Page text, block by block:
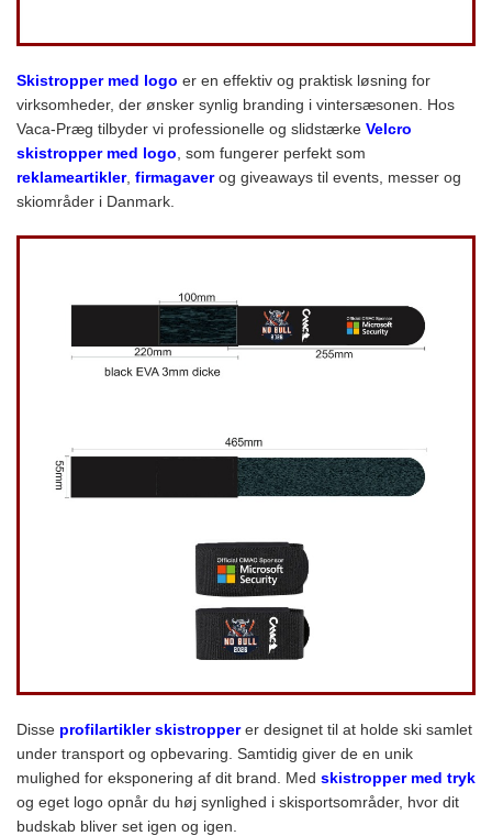
Skistropper med logo er en effektiv og praktisk løsning for
virksomheder, der ønsker synlig branding i vintersæsonen. Hos
Vaca-Præg tilbyder vi professionelle og slidstærke Velcro
skistropper med logo , som fungerer perfekt som
reklameartikler, firmagaverog giveaways til events, messer og
skiområder i Danmark.
Disse profilartikler skistropperer designet til at holde ski samlet
under transport og opbevaring. Samtidig giver de en unik
mulighed for eksponering af dit brand. Med skistropper med tryk
og eget logo opnår du høj synlighed i skisportsområder, hvor dit
budskab bliver set igen og igen.